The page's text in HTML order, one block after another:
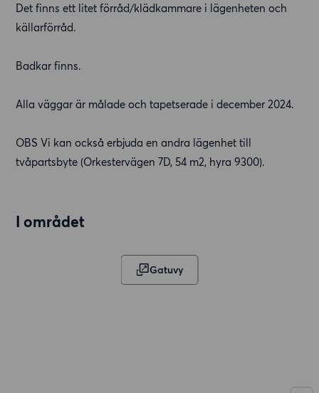
Det finns ett litet förråd/klädkammare i lägenheten och
källarförråd.
Badkar finns.
Alla väggar är målade och tapetserade i december 2024.
OBS Vi kan också erbjuda en andra lägenhet till
tvåpartsbyte (Orkestervägen 7D, 54 m2, hyra 9300).
I området
Gatuvy